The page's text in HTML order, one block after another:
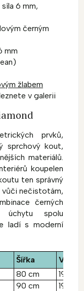
6 mm,
černým
mm
žlabem
v galerii
prvků,
sprchový kout,
materiálů.
koupelen
ten správný
vůči nečistotám,
černých
spolu
ladí s moderní
Šířka
Výška
80 cm
195 cm
90 cm
195 cm